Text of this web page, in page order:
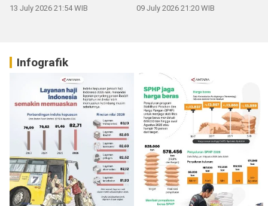
13 July 2026 21:54 WIB 09 July 2026 21:20 WIB
Infografik